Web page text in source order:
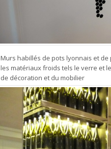
Murs habillés de pots lyonnais et
les matériaux froids tels le verre et
de décoration et du mobilier